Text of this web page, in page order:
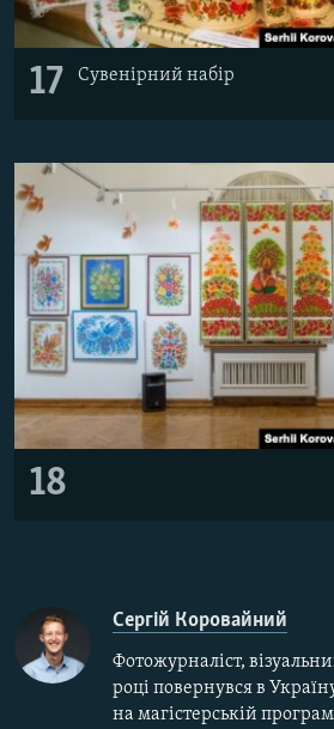
17 Сувенірний набір
18
Сергій Коровайний
Фотожурналіст,
році повернувся в
на магістерській